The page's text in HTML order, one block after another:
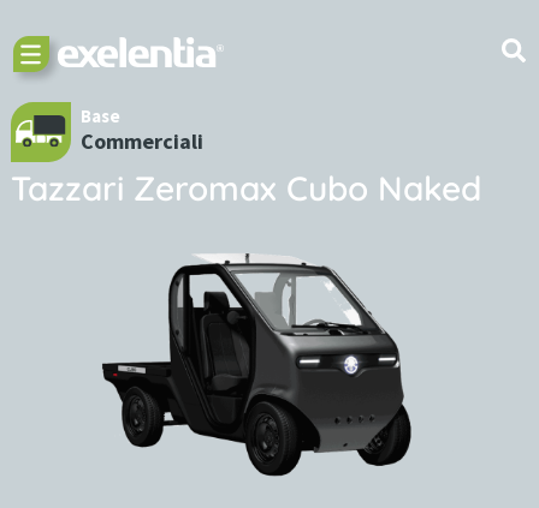
Base
Commerciali
Tazzari Zeromax Cubo Naked